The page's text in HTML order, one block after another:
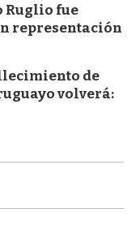
Ruglio fue
representación
de
volverá: